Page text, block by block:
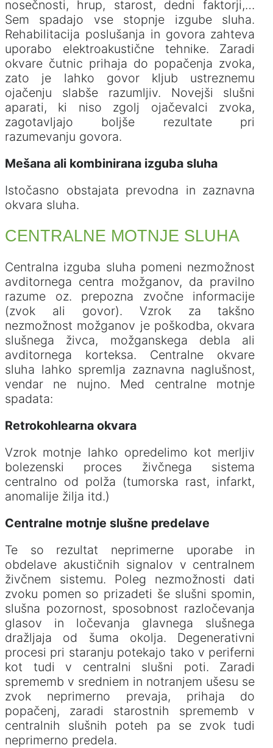
nosečnosti, hrup, starost, dedni faktorji,…
Sem spadajo vse stopnje izgube sluha.
Rehabilitacija poslušanja in govora zahteva
uporabo elektroakustične tehnike. Zaradi
okvare čutnic prihaja do popačenja zvoka,
zato je lahko govor kljub ustreznemu
ojačenju slabše razumljiv. Novejši slušni
aparati, ki niso zgolj ojačevalci zvoka,
zagotavljajo boljše rezultate pri
razumevanju govora.
Mešana ali kombinirana izguba sluha
Istočasno obstajata prevodna in zaznavna
okvara sluha.
CENTRALNE MOTNJE SLUHA
Centralna izguba sluha pomeni nezmožnost
avditornega centra možganov, da pravilno
razume oz. prepozna zvočne informacije
(zvok ali govor). Vzrok za takšno
nezmožnost možganov je poškodba, okvara
slušnega živca, možganskega debla ali
avditornega korteksa. Centralne okvare
sluha lahko spremlja zaznavna naglušnost,
vendar ne nujno. Med centralne motnje
spadata:
Retrokohlearna okvara
Vzrok motnje lahko opredelimo kot merljiv
bolezenski proces živčnega sistema
centralno od polža (tumorska rast, infarkt,
anomalije žilja itd.)
Centralne motnje slušne predelave
Te so rezultat neprimerne uporabe in
obdelave akustičnih signalov v centralnem
živčnem sistemu. Poleg nezmožnosti dati
zvoku pomen so prizadeti še slušni spomin,
slušna pozornost, sposobnost razločevanja
glasov in ločevanja glavnega slušnega
dražljaja od šuma okolja. Degenerativni
procesi pri staranju potekajo tako v periferni
kot tudi v centralni slušni poti. Zaradi
sprememb v sredniem in notranjem ušesu se
zvok neprimerno prevaja, prihaja do
popačenj, zaradi starostnih sprememb v
centralnih slušnih poteh pa se zvok tudi
neprimerno predela.